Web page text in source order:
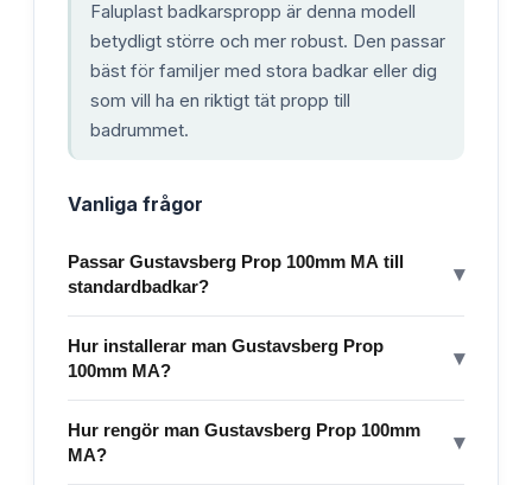
Faluplast badkarspropp är denna modell
betydligt större och mer robust. Den passar
bäst för familjer med stora badkar eller dig
som vill ha en riktigt tät propp till
badrummet.
Vanliga frågor
Passar Gustavsberg Prop 100mm MA till
standardbadkar?
▾
Hur installerar man Gustavsberg Prop
100mm MA?
▾
Hur rengör man Gustavsberg Prop 100mm
MA?
▾